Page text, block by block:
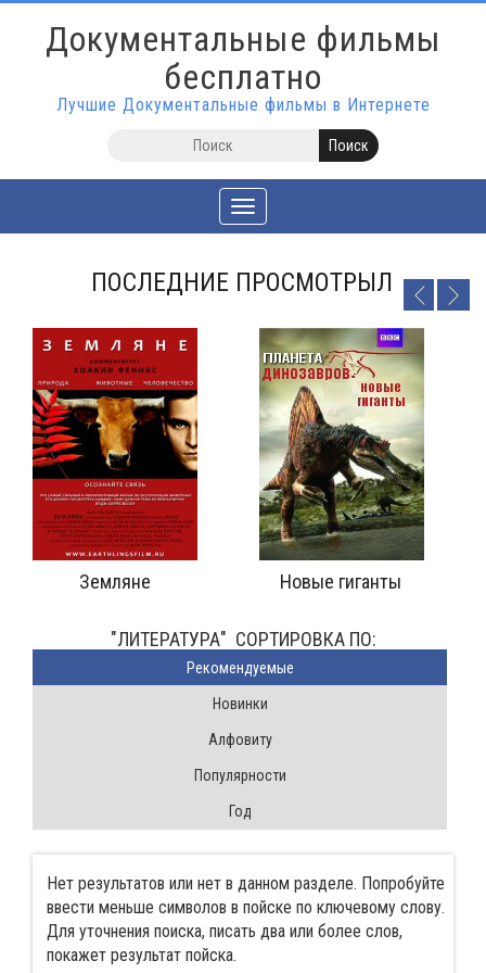
Документальные фильмы
бесплатно
Лучшие Документальные фильмы в Интернете
Toggle
navigation
ПОСЛЕДНИЕ ПРОСМОТРЫЛ
Земляне Новые гиганты
"ЛИТЕРАТУРА" CОРТИРОВКА ПО:
Pекомендуемые
Новинки
Алфовиту
Популярности
Год
Нет результатов или нет в данном разделе. Попробуйте
ввести меньше символов в пойске по ключевому слову.
Для уточнения поиска, писать два или более слов,
покажет результат пойска.